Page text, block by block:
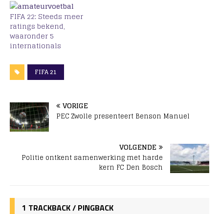
FIFA 22: Steeds meer
ratings bekend,
waaronder 5
internationals
FIFA 21
VORIGE
PEC Zwolle presenteert Benson Manuel
VOLGENDE
Politie ontkent samenwerking met harde
kern FC Den Bosch
1 TRACKBACK / PINGBACK